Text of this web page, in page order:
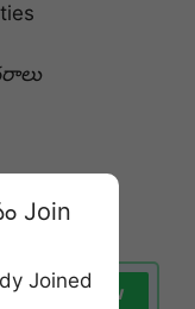
Join Now
Join
Joined